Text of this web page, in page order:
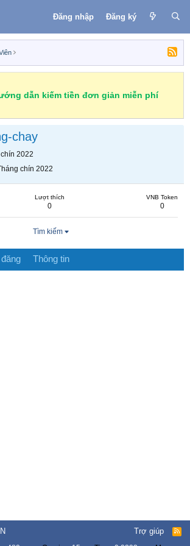
Đăng nhập Đăng ký
dẫn kiếm tiền đơn giản miễn phí
chay
2022
chín 2022
Lượt thích
0
VNB Token
0
Tìm kiếm
Thông tin
Trợ giúp
R